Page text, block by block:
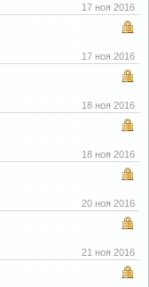
17 ноя 2016
17 ноя 2016
18 ноя 2016
18 ноя 2016
20 ноя 2016
21 ноя 2016